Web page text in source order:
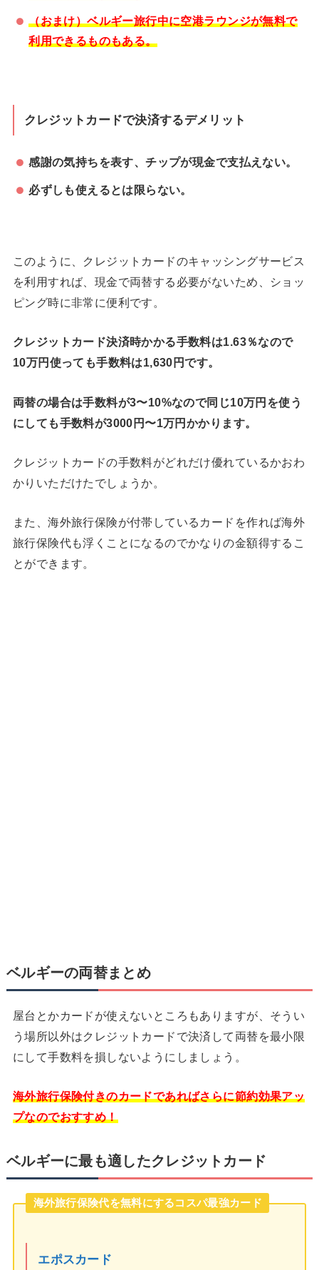
（おまけ）ベルギー旅行中に空港ラウンジが無料で
利用できるものもある。
クレジットカードで決済するデメリット
感謝の気持ちを表す、チップが現金で支払えない。
必ずしも使えるとは限らない。
このように、クレジットカードのキャッシングサービス
を利用すれば、現金で両替する必要がないため、ショッ
ピング時に非常に便利です。
クレジットカード決済時かかる手数料は1.63％なので
10万円使っても手数料は1,630円です。
両替の場合は手数料が3〜10%なので同じ10万円を使う
にしても手数料が3000円〜1万円かかります。
クレジットカードの手数料がどれだけ優れているかおわ
かりいただけたでしょうか。
また、海外旅行保険が付帯しているカードを作れば海外
旅行保険代も浮くことになるのでかなりの金額得するこ
とができます。
ベルギーの両替まとめ
屋台とかカードが使えないところもありますが、そうい
う場所以外はクレジットカードで決済して両替を最小限
にして手数料を損しないようにしましょう。
海外旅行保険付きのカードであればさらに節約効果アッ
プなのでおすすめ！
ベルギーに最も適したクレジットカード
海外旅行保険代を無料にするコスパ最強カード
エポスカード